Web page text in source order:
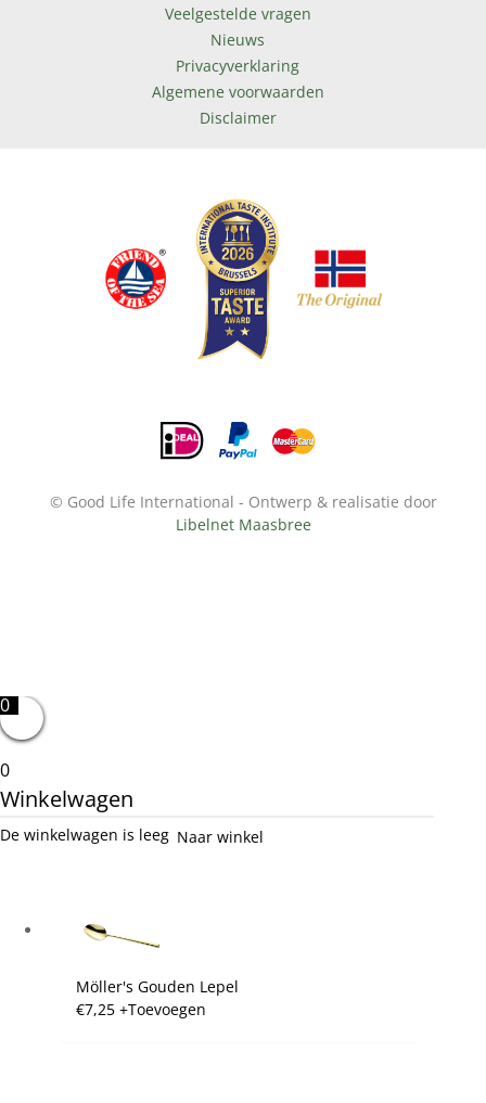
Veelgestelde vragen
Nieuws
Privacyverklaring
Algemene voorwaarden
Disclaimer
© Good Life International - Ontwerp & realisatie door
Libelnet Maasbree
0
0
Winkelwagen
De winkelwagen is leeg Naar winkel
Möller's Gouden Lepel
€7,25 +Toevoegen